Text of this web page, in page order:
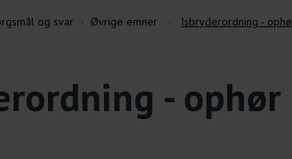
og svar Øvrige emner Isbryderordning -
-